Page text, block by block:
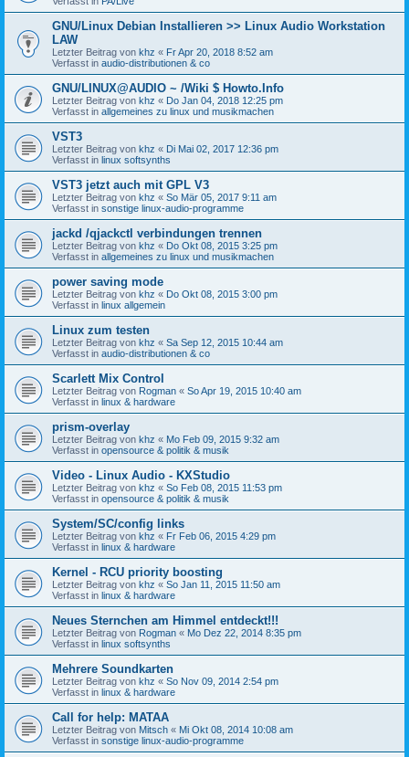
GNU/Linux Debian Installieren >> Linux Audio Workstation
LAW
Letzter Beitrag von khz « Fr Apr 20, 2018 8:52 am
Verfasst in audio-distributionen & co
GNU/LINUX@AUDIO ~ /Wiki $ Howto.Info
Letzter Beitrag von khz « Do Jan 04, 2018 12:25 pm
Verfasst in allgemeines zu linux und musikmachen
VST3
Letzter Beitrag von khz « Di Mai 02, 2017 12:36 pm
Verfasst in linux softsynths
VST3 jetzt auch mit GPL V3
Letzter Beitrag von khz « So Mär 05, 2017 9:11 am
Verfasst in sonstige linux-audio-programme
jackd /qjackctl verbindungen trennen
Letzter Beitrag von khz « Do Okt 08, 2015 3:25 pm
Verfasst in allgemeines zu linux und musikmachen
power saving mode
Letzter Beitrag von khz « Do Okt 08, 2015 3:00 pm
Verfasst in linux allgemein
Linux zum testen
Letzter Beitrag von khz « Sa Sep 12, 2015 10:44 am
Verfasst in audio-distributionen & co
Scarlett Mix Control
Letzter Beitrag von Rogman « So Apr 19, 2015 10:40 am
Verfasst in linux & hardware
prism-overlay
Letzter Beitrag von khz « Mo Feb 09, 2015 9:32 am
Verfasst in opensource & politik & musik
Video - Linux Audio - KXStudio
Letzter Beitrag von khz « So Feb 08, 2015 11:53 pm
Verfasst in opensource & politik & musik
System/SC/config links
Letzter Beitrag von khz « Fr Feb 06, 2015 4:29 pm
Verfasst in linux & hardware
Kernel - RCU priority boosting
Letzter Beitrag von khz « So Jan 11, 2015 11:50 am
Verfasst in linux & hardware
Neues Sternchen am Himmel entdeckt!!!
Letzter Beitrag von Rogman « Mo Dez 22, 2014 8:35 pm
Verfasst in linux softsynths
Mehrere Soundkarten
Letzter Beitrag von khz « So Nov 09, 2014 2:54 pm
Verfasst in linux & hardware
Call for help: MATAA
Letzter Beitrag von Mitsch « Mi Okt 08, 2014 10:08 am
Verfasst in sonstige linux-audio-programme